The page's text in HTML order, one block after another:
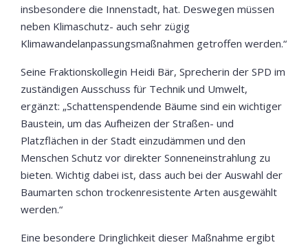
insbesondere die Innenstadt, hat. Deswegen müssen
neben Klimaschutz- auch sehr zügig
Klimawandelanpassungsmaßnahmen getroffen werden.“
Seine Fraktionskollegin Heidi Bär, Sprecherin der SPD im
zuständigen Ausschuss für Technik und Umwelt,
ergänzt: „Schattenspendende Bäume sind ein wichtiger
Baustein, um das Aufheizen der Straßen- und
Platzflächen in der Stadt einzudämmen und den
Menschen Schutz vor direkter Sonneneinstrahlung zu
bieten. Wichtig dabei ist, dass auch bei der Auswahl der
Baumarten schon trockenresistente Arten ausgewählt
werden.“
Eine besondere Dringlichkeit dieser Maßnahme ergibt